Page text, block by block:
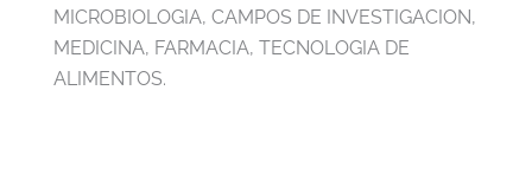
MICROBIOLOGIA, CAMPOS DE INVESTIGACION,
MEDICINA, FARMACIA, TECNOLOGIA DE
ALIMENTOS.